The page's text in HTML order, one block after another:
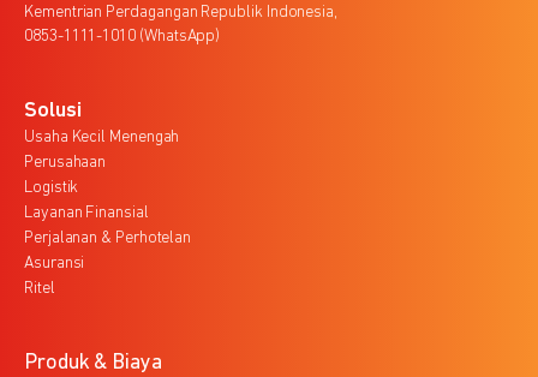
Kementrian Perdagangan Republik Indonesia,
0853-1111-1010 (WhatsApp)
Solusi
Usaha Kecil Menengah
Perusahaan
Logistik
Layanan Finansial
Perjalanan & Perhotelan
Asuransi
Ritel
Produk & Biaya